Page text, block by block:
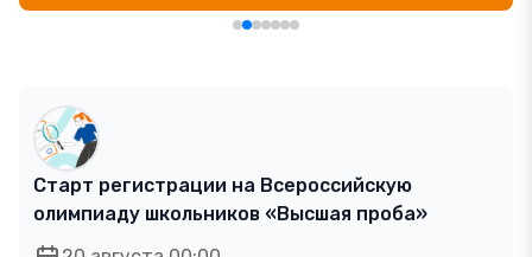
Старт регистрации на Всероссийскую
олимпиаду школьников «Высшая проба»